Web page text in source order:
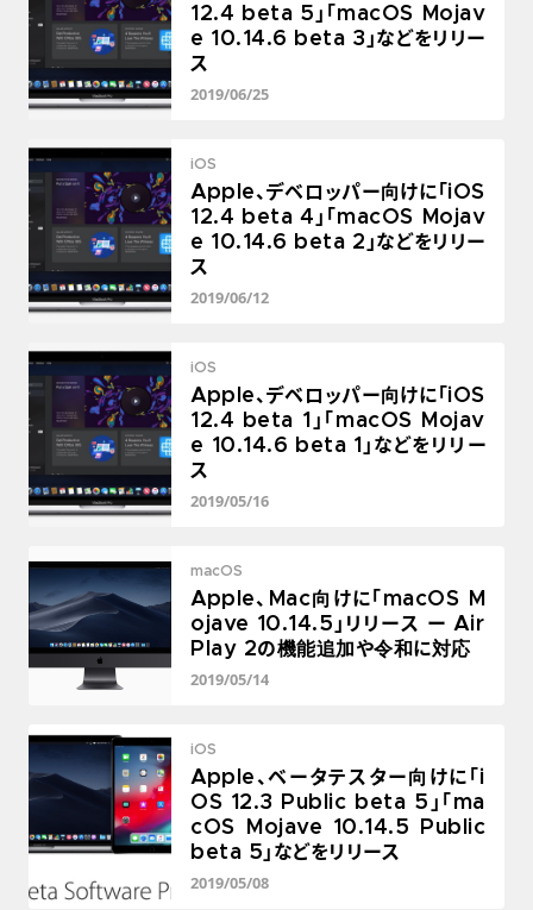
12.4 beta 5」「macOS Mojav
e 10.14.6 beta 3」などをリリー
ス
2019/06/25
iOS
Apple、デベロッパー向けに「iOS
12.4 beta 4」「macOS Mojav
e 10.14.6 beta 2」などをリリー
ス
2019/06/12
iOS
Apple、デベロッパー向けに「iOS
12.4 beta 1」「macOS Mojav
e 10.14.6 beta 1」などをリリー
ス
2019/05/16
macOS
Apple、Mac向けに「macOS M
ojave 10.14.5」リリース ー Air
Play 2の機能追加や令和に対応
2019/05/14
iOS
Apple、ベータテスター向けに「i
OS 12.3 Public beta 5」「ma
cOS Mojave 10.14.5 Public
beta 5」などをリリース
2019/05/08